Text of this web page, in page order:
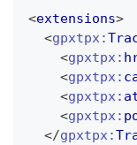
<extensions>
<gpxtpx:
<gpxtpx:
<gpxtpx:
<gpxtpx:
<gpxtpx:
</gpxtpx: